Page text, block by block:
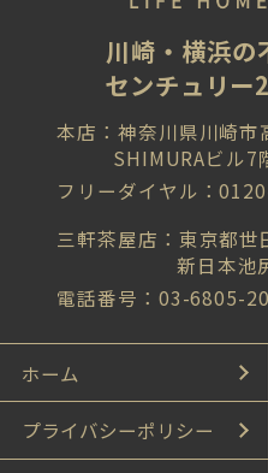
川崎・横浜の
センチュリ
本店：神奈川県川崎
SHIMURAビル7
フリーダイヤル：
三軒茶屋店：東京都
新日本池
電話番号：03-6805-
ホーム
プライバシーポリシー